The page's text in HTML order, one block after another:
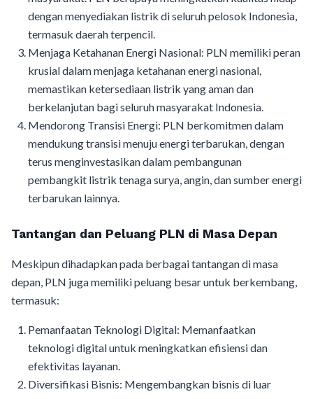
dengan menyediakan listrik di seluruh pelosok Indonesia,
termasuk daerah terpencil.
Menjaga Ketahanan Energi Nasional: PLN memiliki peran
krusial dalam menjaga ketahanan energi nasional,
memastikan ketersediaan listrik yang aman dan
berkelanjutan bagi seluruh masyarakat Indonesia.
Mendorong Transisi Energi: PLN berkomitmen dalam
mendukung transisi menuju energi terbarukan, dengan
terus menginvestasikan dalam pembangunan
pembangkit listrik tenaga surya, angin, dan sumber energi
terbarukan lainnya.
Tantangan dan Peluang PLN di Masa Depan
Meskipun dihadapkan pada berbagai tantangan di masa
depan, PLN juga memiliki peluang besar untuk berkembang,
termasuk:
Pemanfaatan Teknologi Digital: Memanfaatkan
teknologi digital untuk meningkatkan efisiensi dan
efektivitas layanan.
Diversifikasi Bisnis: Mengembangkan bisnis di luar